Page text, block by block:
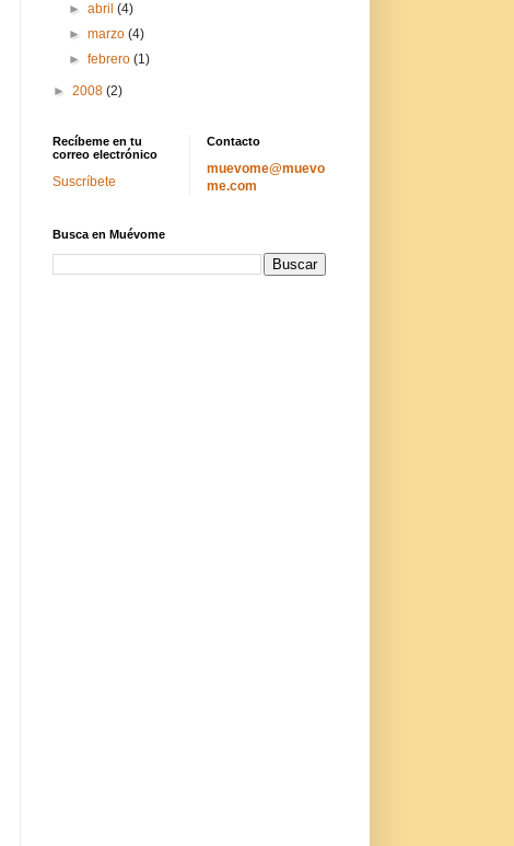
►abril(4)
►marzo(4)
►febrero(1)
► 2008 (2)
Recíbeme en tu
correo electrónico
Suscríbete
Contacto
muevome@muevo
me.com
Busca en Muévome